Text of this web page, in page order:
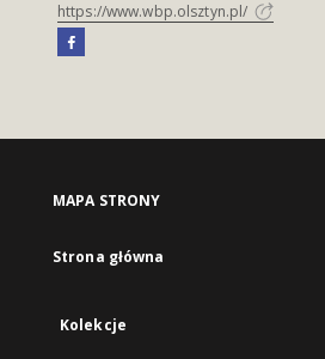
https://www.wbp.olsztyn.pl/
MAPA STRONY
Strona główna
Kolekcje